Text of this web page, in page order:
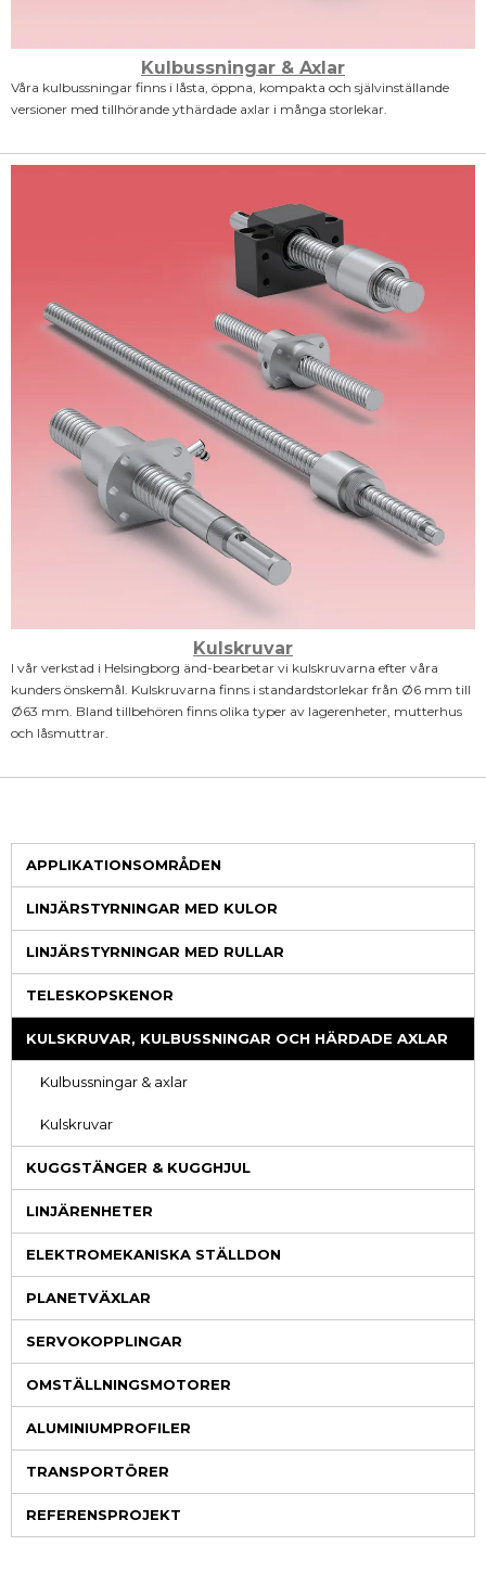
APPLIKATIONSOMRÅDEN
LINJÄRSTYRNINGAR MED KULOR
LINJÄRSTYRNINGAR MED RULLAR
TELESKOPSKENOR
KULSKRUVAR, KULBUSSNINGAR OCH HÄRDADE AXLAR
Kulbussningar & axlar
Kulskruvar
KUGGSTÄNGER & KUGGHJUL
LINJÄRENHETER
ELEKTROMEKANISKA STÄLLDON
PLANETVÄXLAR
SERVOKOPPLINGAR
OMSTÄLLNINGSMOTORER
ALUMINIUMPROFILER
TRANSPORTÖRER
REFERENSPROJEKT
Kulbussningar & Axlar
Våra kulbussningar finns i låsta, öppna, kompakta och självinställande
versioner med tillhörande ythärdade axlar i många storlekar.
Kulskruvar
I vår verkstad i Helsingborg änd-bearbetar vi kulskruvarna efter våra
kunders önskemål. Kulskruvarna finns i standardstorlekar från Ø6 mm till
Ø63 mm. Bland tillbehören finns olika typer av lagerenheter, mutterhus
och låsmuttrar.